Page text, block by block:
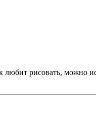
рисовать, можно